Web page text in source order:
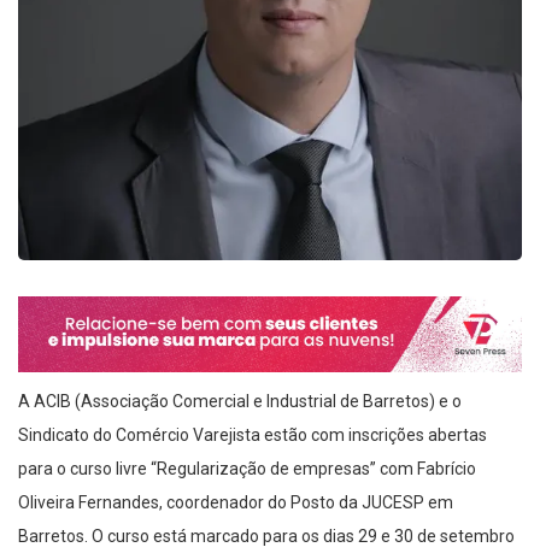
A ACIB (Associação Comercial e Industrial de Barretos) e o
Sindicato do Comércio Varejista estão com inscrições abertas
para o curso livre “Regularização de empresas” com Fabrício
Oliveira Fernandes, coordenador do Posto da JUCESP em
Barretos. O curso está marcado para os dias 29 e 30 de setembro